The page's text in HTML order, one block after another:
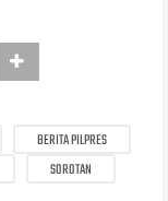
BERITA PILPRES
SOROTAN